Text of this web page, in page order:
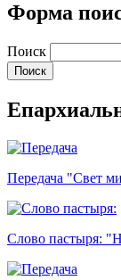
Форма
Поиск
Передача "Свет
Слово пастыря: